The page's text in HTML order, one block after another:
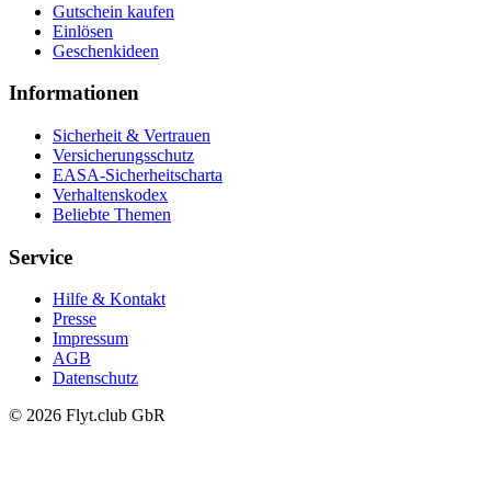
Gutschein kaufen
Einlösen
Geschenkideen
Informationen
Sicherheit & Vertrauen
Versicherungsschutz
EASA-Sicherheitscharta
Verhaltenskodex
Beliebte Themen
Service
Hilfe & Kontakt
Presse
Impressum
AGB
Datenschutz
© 2026 Flyt.club GbR